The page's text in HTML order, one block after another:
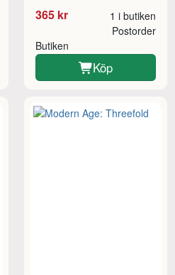
365 kr 1 i butiken
Butiken
Postorder
Köp